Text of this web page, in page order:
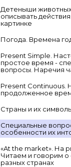
Детеныши
описывать
картинке
Погода. Времена
Present Simple.
простое время -
вопросы. Наречия
Present Continuous.
продолженное
Страны и их
Специальные
особенности их
«At the market». На
Читаем и говорим о
разных странах